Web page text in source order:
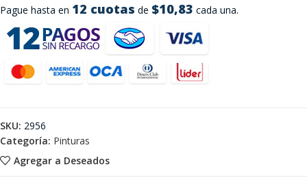
Pague hasta en 12 cuotas de $10,83 cada una.
Agregar a Deseados
SKU: 2956
Categoría: Pinturas